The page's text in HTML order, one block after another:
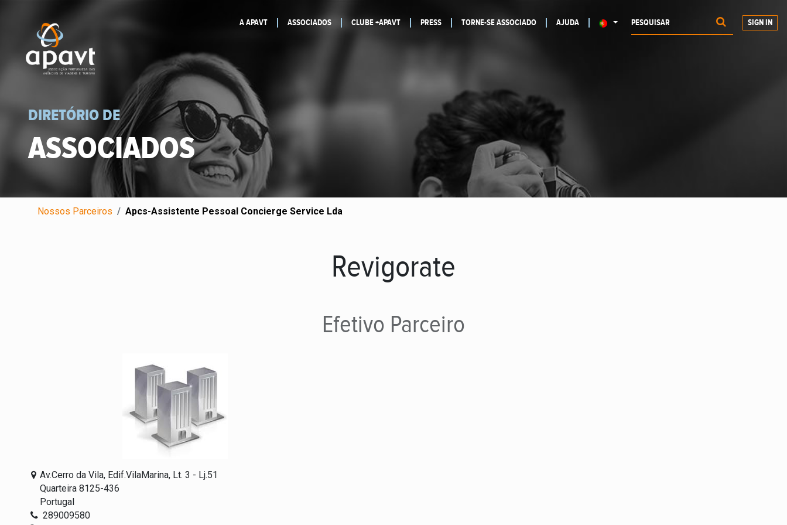
A APAVT ASSOCIADOS CLUBE +APAVT PRESS TORNE-SE ASSOCIADO AJUDA SIGN IN
DIRETÓRIO DE
ASSOCIADOS
Nossos Parceiros Apcs-Assistente Pessoal Concierge Service Lda
Revigorate
Efetivo Parceiro
Av.Cerro da Vila, Edif.VilaMarina, Lt. 3 - Lj.51
Quarteira 8125-436
Portugal
289009580